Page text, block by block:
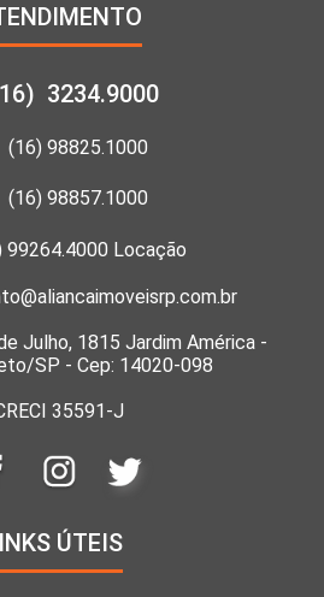
3234.9000
(16) 98825.1000
(16) 98857.1000
99264.4000 Locação
Julho, 1815 Jardim América -
SP - Cep: 14020-098
35591-J
ÚTEIS